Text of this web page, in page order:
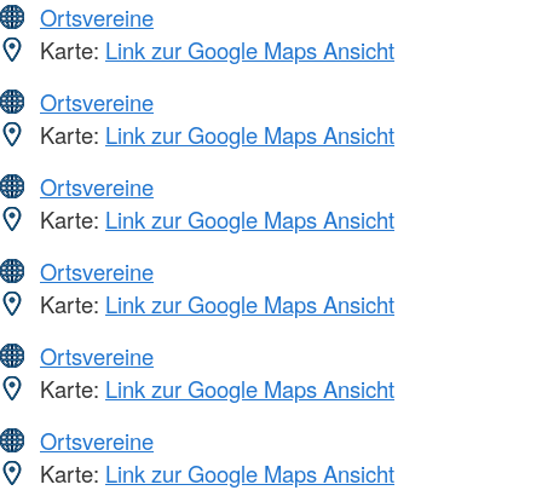
Ortsvereine
Karte: Link zur Google Maps Ansicht
Ortsvereine
Karte: Link zur Google Maps Ansicht
Ortsvereine
Karte: Link zur Google Maps Ansicht
Ortsvereine
Karte: Link zur Google Maps Ansicht
Ortsvereine
Karte: Link zur Google Maps Ansicht
Ortsvereine
Karte: Link zur Google Maps Ansicht